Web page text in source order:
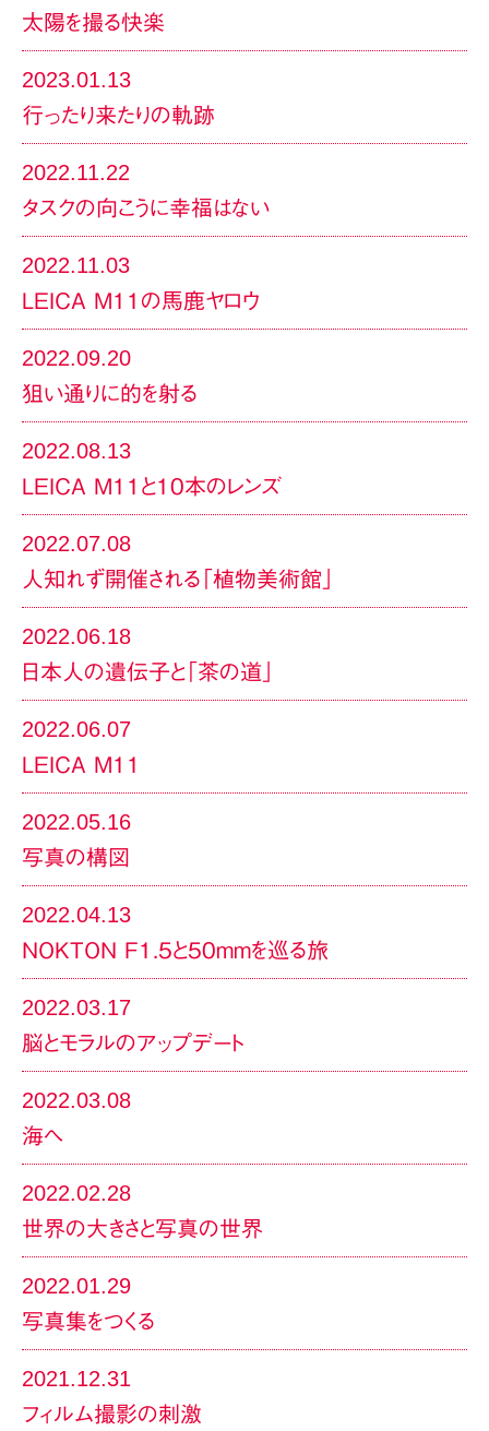
太陽を撮る快楽
2023.01.13
行ったり来たりの軌跡
2022.11.22
タスクの向こうに幸福はない
2022.11.03
LEICA M11の馬鹿ヤロウ
2022.09.20
狙い通りに的を射る
2022.08.13
LEICA M11と10本のレンズ
2022.07.08
人知れず開催される「植物美術館」
2022.06.18
日本人の遺伝子と「茶の道」
2022.06.07
LEICA M11
2022.05.16
写真の構図
2022.04.13
NOKTON F1.5と50mmを巡る旅
2022.03.17
脳とモラルのアップデート
2022.03.08
海へ
2022.02.28
世界の大きさと写真の世界
2022.01.29
写真集をつくる
2021.12.31
フィルム撮影の刺激